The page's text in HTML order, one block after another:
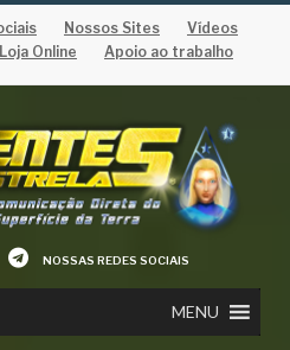
Nossos Sites
Vídeos
Loja Online Apoio ao trabalho
NOSSAS REDES SOCIAIS
MENU